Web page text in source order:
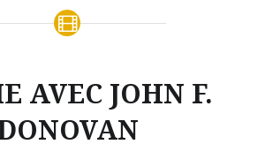
AVEC JOHN F.